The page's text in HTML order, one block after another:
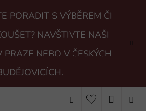
PORADIT S VÝBĚREM ČI
NAVŠTIVTE NAŠI
PRAZE NEBO V ČESKÝCH
Hledat